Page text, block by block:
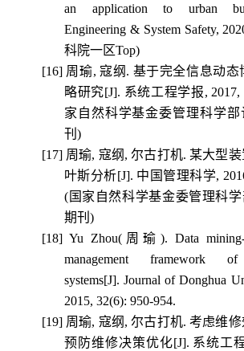
an application to urban
Engineering & System Safety,
科院一区Top)
[16] 周瑜,寇纲 . 基于完全信息动态
略研究[J]. 系统工程学报,
家自然科学基金委管理科学部
刊 )
[17] 周瑜, 寇纲 ,尔古打机. 某大型
叶斯分析[J]. 中国管理科学,
(国家自然科学基金委管理科
期刊 )
[18]Yu Zhou( 周瑜 ). Data mining-
management framework of
systems[J]. Journal of Donghua
2015, 32(6): 950-954.
[19] 周瑜, 寇纲 ,尔古打机.考虑维
预防维修决策优化[J]. 系统工